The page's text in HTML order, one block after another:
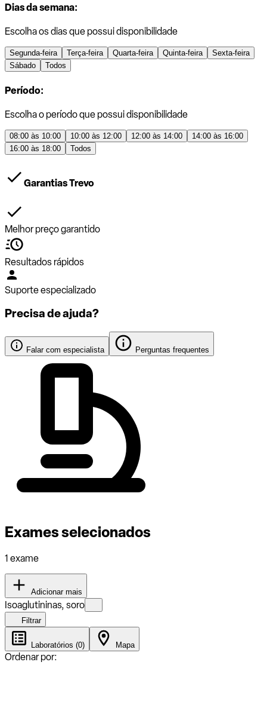
Dias da semana:
Escolha os dias que possui disponibilidade
Segunda-feira Terça-feira Quarta-feira Quinta-feira
Sexta-feira
Sábado
Todos
Período:
Escolha o período que possui disponibilidade
08:00 às 10:00 10:00 às 12:00 12:00 às 14:00
14:00 às 16:00
16:00 às 18:00
Todos
Garantias Trevo
Melhor preço garantido
Resultados rápidos
Suporte especializado
Precisa de ajuda?
Falar com especialista Perguntas frequentes
Exames selecionados
1 exame
Adicionar mais
Isoaglutininas, soro
Filtrar
Laboratórios (0) Mapa
Ordenar por: